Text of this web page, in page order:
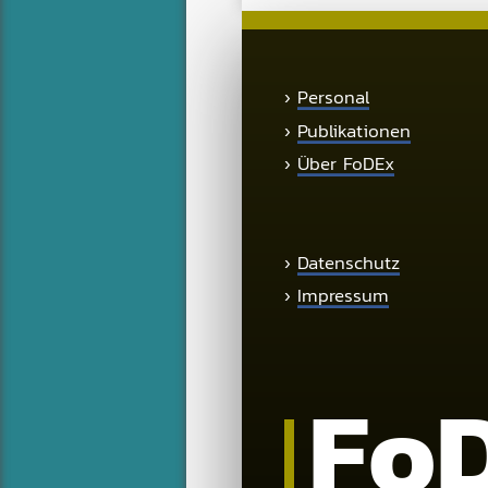
› Personal
› Publikationen
› Über FoDEx
› Datenschutz
› Impressum
Fo